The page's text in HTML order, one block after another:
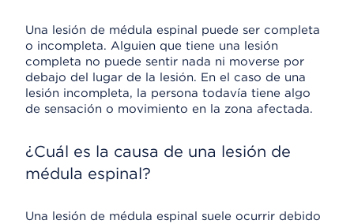
Una lesión de médula espinal puede ser completa
o incompleta. Alguien que tiene una lesión
completa no puede sentir nada ni moverse por
debajo del lugar de la lesión. En el caso de una
lesión incompleta, la persona todavía tiene algo
de sensación o movimiento en la zona afectada.
¿Cuál es la causa de una lesión de
médula espinal?
Una lesión de médula espinal suele ocurrir debido